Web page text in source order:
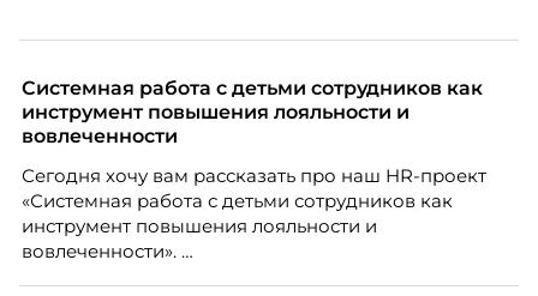
Системная работа с детьми сотрудников как
инструмент повышения лояльности и
вовлеченности
Сегодня хочу вам рассказать про наш HR-проект
«Системная работа с детьми сотрудников как
инструмент повышения лояльности и
вовлеченности».